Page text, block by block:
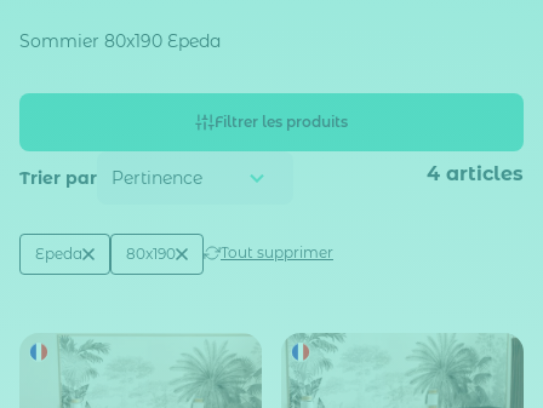
Sommier 80x190 Epeda
Filtrer les produits
Trier par 4 articles
Active filtering(2)
Marque
Epeda Taille sommier / lit (en cm)
80x190 Tout supprimer